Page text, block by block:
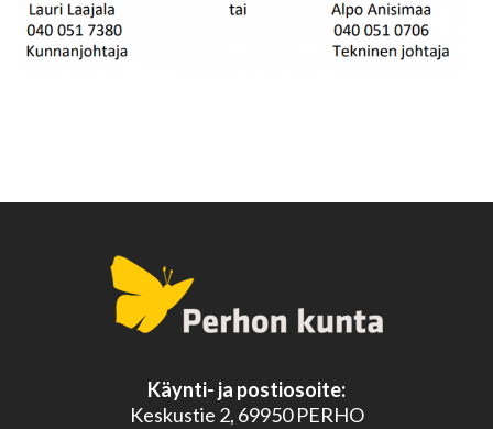
Käynti- ja postiosoite:
Keskustie 2, 69950 PERHO